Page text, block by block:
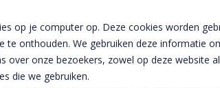
op je computer op. Deze cookies worden
te onthouden. We gebruiken deze informatie
over onze bezoekers, zowel op deze website
die we gebruiken.